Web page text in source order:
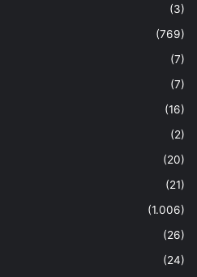
(3)
(769)
(7)
(7)
(16)
(2)
(20)
(21)
(1.006)
(26)
(24)